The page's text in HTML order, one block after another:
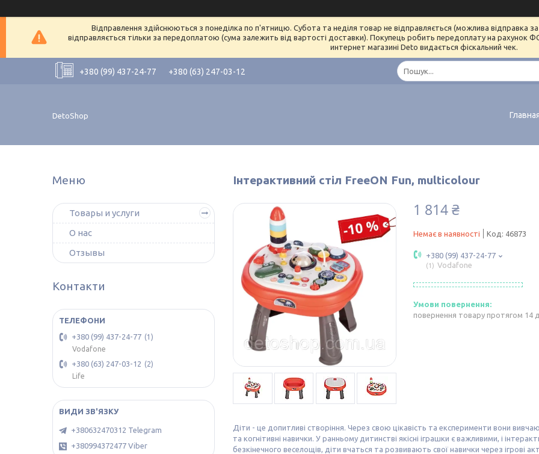
Відправлення здійснюються з понеділка по п'ятницю. Субота та неділя товар не відправляється (можлива відправка
відправляється тільки за передоплатою (сума залежить від вартості доставки). Покупець робить передоплату на рахунок
интернет магазині Deto видається фіскальний чек.
+380 (99) 437-24-77 +380 (63) 247-03-12
DetoShop
Інтерактивний стіл FreeON Fun, multicolour
1 814 ₴
Немає в наявності Код: 46873
+380 (99) 437-24-77
1 Vodafone
повернення товару протягом 14
Діти - це допитливі створіння. Через свою цікавість та експерименти вони
та когнітивні навички. У ранньому дитинстві якісні іграшки є важливими, і
безкінечного веселощів, діти вчаться та розвивають свої навички через ігрові
Товары и услуги
О нас
Отзывы
Контакти
+380 (99) 437-24-77
1
Vodafone
+380 (63) 247-03-12
2
Life
+380632470312 Telegram
+380994372477 Viber